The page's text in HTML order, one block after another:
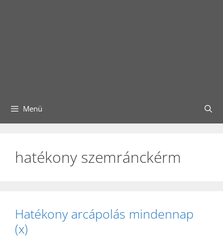
Menü
hatékony szemránckérm
Hatékony arcápolás mindennap
(x)